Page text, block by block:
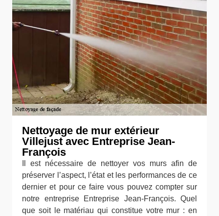
Nettoyage de mur extérieur
Villejust avec Entreprise Jean-
François
Il est nécessaire de nettoyer vos murs afin de
préserver l’aspect, l’état et les performances de ce
dernier et pour ce faire vous pouvez compter sur
notre entreprise Entreprise Jean-François. Quel
que soit le matériau qui constitue votre mur : en